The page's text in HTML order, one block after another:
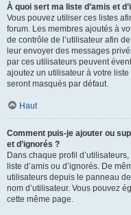
À quoi sert ma liste d’amis et
Vous pouvez utiliser ces listes
forum. Les membres ajoutés à
de contrôle de l’utilisateur afin
leur envoyer des messages
par ces utilisateurs peuvent
ajoutez un utilisateur à votre
seront masqués par défaut.
Haut
Comment puis-je ajouter ou
et d’ignorés ?
Dans chaque profil
liste d’amis ou d’ignorés. De
utilisateurs depuis le panneau
nom d’utilisateur. Vous pouvez
cette même page.